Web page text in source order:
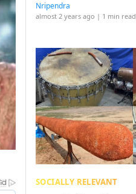
Nripendra
almost 2 years ago | 1 min read
SOCIALLY RELEVANT